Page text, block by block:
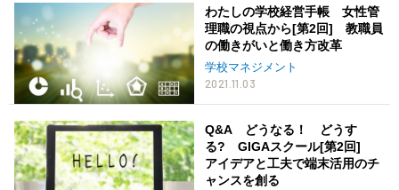
わたしの学校経営手帳 女性管
理職の視点から[第2回] 教職員
の働きがいと働き方改革
学校マネジメント
2021.11.03
Q&A どうなる！ どうす
る? GIGAスクール[第2回]
アイデアと工夫で端末活用のチ
ャンスを創る